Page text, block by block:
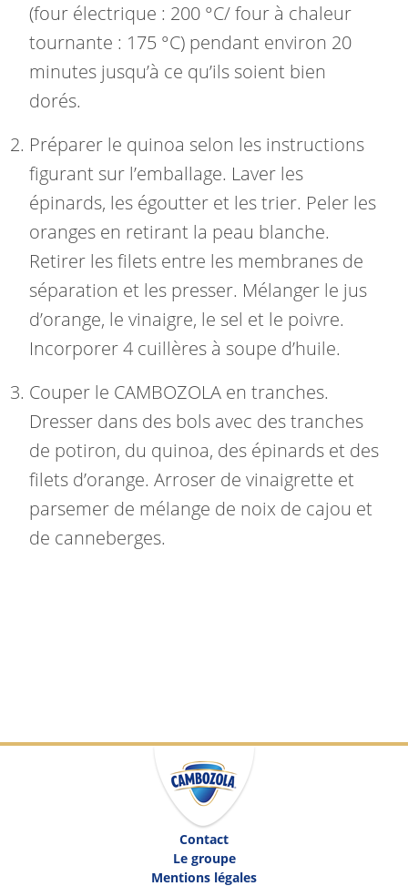
(four électrique : 200 °C/ four à chaleur
tournante : 175 °C) pendant environ 20
minutes jusqu’à ce qu’ils soient bien
dorés.
Préparer le quinoa selon les instructions
figurant sur l’emballage. Laver les
épinards, les égoutter et les trier. Peler les
oranges en retirant la peau blanche.
Retirer les filets entre les membranes de
séparation et les presser. Mélanger le jus
d’orange, le vinaigre, le sel et le poivre.
Incorporer 4 cuillères à soupe d’huile.
Couper le CAMBOZOLA en tranches.
Dresser dans des bols avec des tranches
de potiron, du quinoa, des épinards et des
filets d’orange. Arroser de vinaigrette et
parsemer de mélange de noix de cajou et
de canneberges.
Contact
Le groupe
Mentions légales